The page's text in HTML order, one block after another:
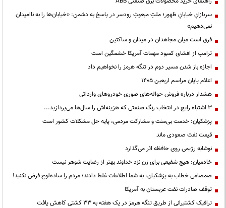
سربازانِ خیابانِ ظهور؛ ملتِ مبعوثِ رودسر در پاسخ به دشمن: «خیابان‌ها را به ناامیدان
نمی‌دهیم»
فرق است میان مجاهدان در میدان و ساکتین
ترامپ از افشای کمبود مهمات آمریکا خشمگین است
اجازه باز شدن مسیر دوم در تنگه هرمز را نخواهیم داد
اعلام پایان مراسم اربعین ۱۴۰۵
هشدار درباره فروش حواله‌های صوری خودروهای وارداتی
3 اشتباه رایج در انتخاب رنگ صنعتی که هزینه‌اش را سال‌ها می‌پردازید...
پزشکیان: خدمت بی‌منت و مشارکت مردمی، پایه حل مشکلات کشور است
قیمت نفت صعودی ماند
نوشابه رژیمی روی حافظه اثر می‌گذارد
خادمیان: هیچ شفیعی برای زن نزد خداوند بهتر از رضایت شوهر نیست
صمصامی خطاب به پزشکیان: به شما اطلاعات غلط دادند؛ مردم را ساده‌لوح فرض نکنید!
توقف صادرات نفت عربستان به آمریکا
ترافیک کشتیرانی از طریق تنگه هرمز در یک هفته به ۳۳ کشتی کاهش یافت